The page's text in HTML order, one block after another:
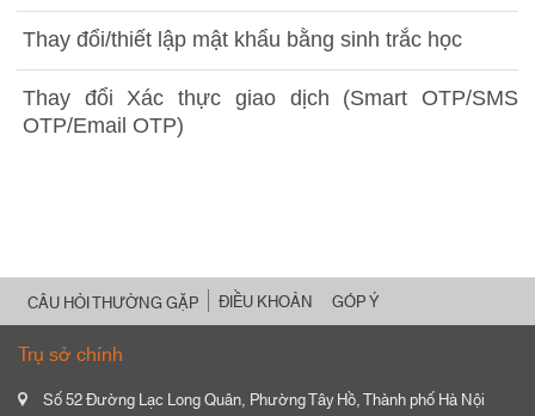
Thay đổi/thiết lập mật khẩu bằng sinh trắc học
Thay đổi Xác thực giao dịch (Smart OTP/SMS
OTP/Email OTP)
CÂU HỎI THƯỜNG GẶP ĐIỀU KHOẢN GÓP Ý
Trụ sở chính
Số 52 Đường Lạc Long Quân, Phường Tây Hồ, Thành phố Hà Nội